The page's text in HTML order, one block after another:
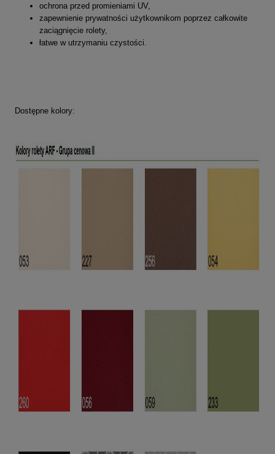
ochrona przed promieniami UV,
zapewnienie prywatności użytkownikom poprzez całkowite
zaciągnięcie rolety,
łatwe w utrzymaniu czystości.
Dostępne kolory: